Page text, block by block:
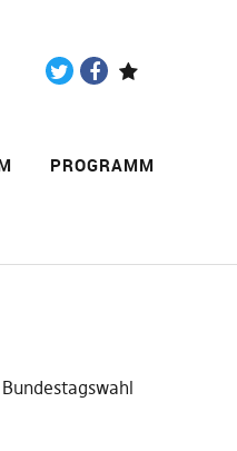
PROGRAMM